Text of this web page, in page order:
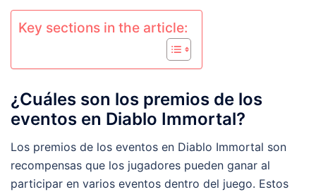
Key sections in the article:
¿Cuáles son los premios de los
eventos en Diablo Immortal?
Los premios de los eventos en Diablo Immortal son
recompensas que los jugadores pueden ganar al
participar en varios eventos dentro del juego. Estos